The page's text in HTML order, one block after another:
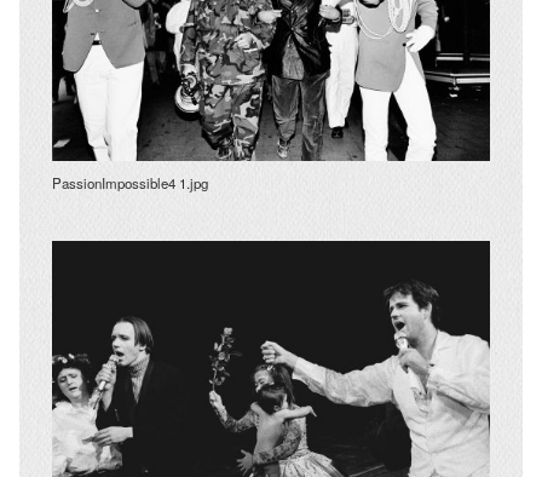
PassionImpossible4 1.jpg